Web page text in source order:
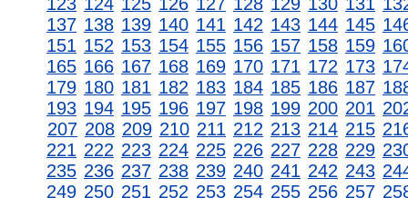
137 138 139 140 141 142 143 144 145
151 152 153 154 155 156 157 158 159
165 166 167 168 169 170 171 172 173
179 180 181 182 183 184 185 186 187
193 194 195 196 197 198 199 200 201
207 208 209 210 211 212 213 214 215
221 222 223 224 225 226 227 228 229
235 236 237 238 239 240 241 242 243
249 250 251 252 253 254 255 256 257